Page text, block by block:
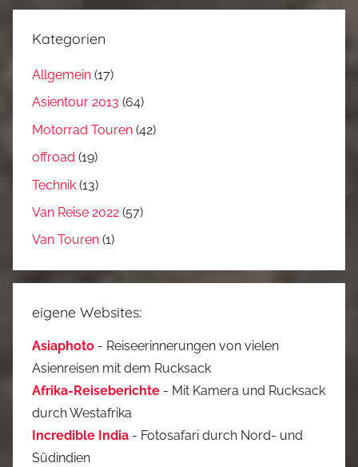
Kategorien
Allgemein (17)
Asientour 2013 (64)
Motorrad Touren (42)
offroad (19)
Technik (13)
Van Reise 2022 (57)
Van Touren (1)
eigene Websites:
Asiaphoto - Reiseerinnerungen von vielen
Asienreisen mit dem Rucksack
Afrika-Reiseberichte - Mit Kamera und Rucksack
durch Westafrika
Incredible India - Fotosafari durch Nord- und
Südindien